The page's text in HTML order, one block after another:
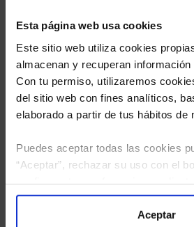
Esta página web usa cookies
Este sitio web utiliza cookies
almacenan y recuperan información
Con tu permiso, utilizaremos
del sitio web con fines analíticos,
elaborado a partir de tus hábitos de
Puedes aceptar todas las cookies
“Aceptar”, rechazar su uso con el
“Configuración”. Consulta nuestra
para más información.
Aceptar
He leído